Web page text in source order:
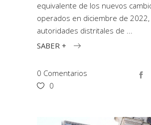
equivalente de los nuevos
operados en diciembre de 2022,
autoridades distritales de
SABER +
0 Comentarios
0